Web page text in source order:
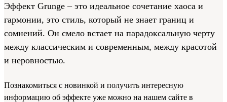
Эффект Grunge – это идеальное сочетание хаоса и
гармонии, это стиль, который не знает границ и
сомнений. Он смело встает на парадоксальную черту
между классическим и современным, между красотой
и неровностью.
Познакомиться с новинкой и получить интересную
информацию об эффекте уже можно на нашем сайте в